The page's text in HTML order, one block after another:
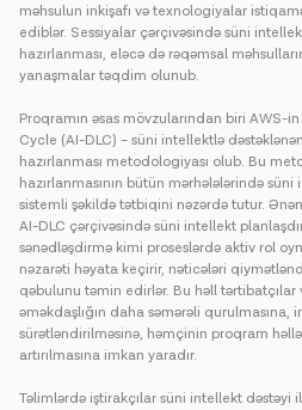
məhsulun inkişafı və texnologiyalar
ediblər. Sessiyalar çərçivəsində süni
hazırlanması, eləcə də rəqəmsal
yanaşmalar təqdim olunub.
Proqramın əsas mövzularından biri AWS-
Cycle (AI-DLC) – süni intellektlə
hazırlanması metodologiyası olub. Bu
hazırlanmasının bütün mərhələlərində
sistemli şəkildə tətbiqini nəzərdə tutur.
AI-DLC çərçivəsində süni intellekt
sənədləşdirmə kimi proseslərdə aktiv rol
nəzarəti həyata keçirir, nəticələri
qəbulunu təmin edirlər. Bu həll tərtibatçılar
əməkdaşlığın daha səmərəli qurulmasına,
sürətləndirilməsinə, həmçinin proqram
artırılmasına imkan yaradır.
Təlimlərdə iştirakçılar süni intellekt dəstəyi